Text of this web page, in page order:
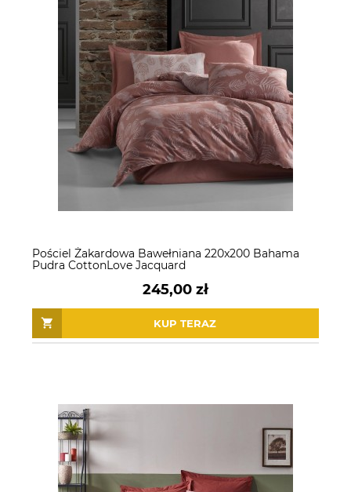
Pościel Żakardowa Bawełniana 220x200 Bahama
Pudra CottonLove Jacquard
245,00 zł
KUP TERAZ